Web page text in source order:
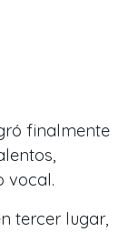
finalmente
vocal.
tercer lugar,